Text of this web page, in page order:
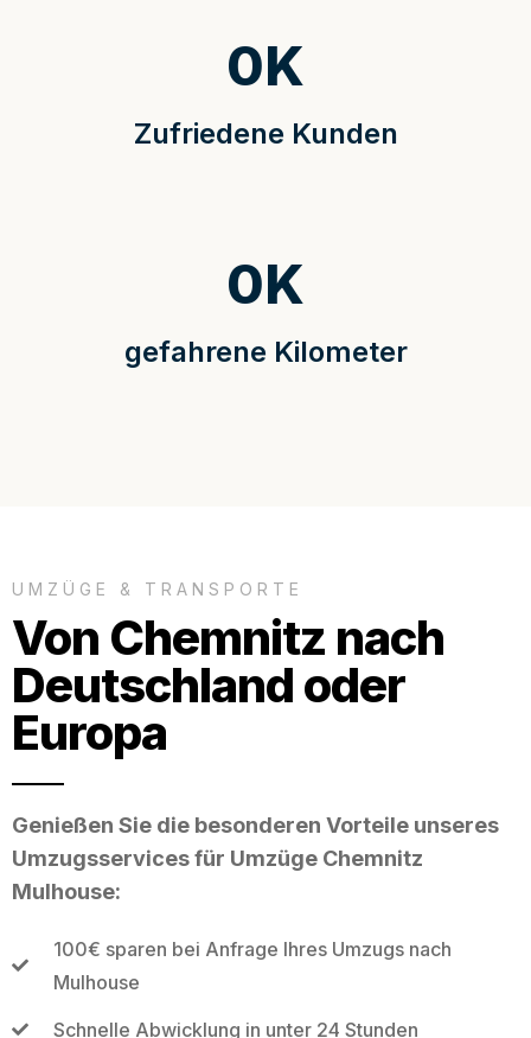
Zufriedene Kunden
0K
gefahrene Kilometer
0K
UMZÜGE & TRANSPORTE
Von Chemnitz nach
Deutschland oder
Europa
Genießen Sie die besonderen Vorteile unseres
Umzugsservices für Umzüge Chemnitz
Mulhouse:
100€ sparen bei Anfrage Ihres Umzugs nach
Mulhouse
Schnelle Abwicklung in unter 24 Stunden